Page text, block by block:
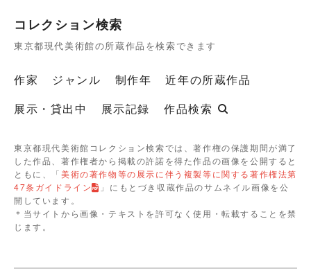
コレクション検索
東京都現代美術館の所蔵作品を検索できます
作家 ジャンル 制作年
近年の所蔵作品
展示・貸出中
展示記録 作品検索
東京都現代美術館コレクション検索では、著作権の保護期間が満了
した作品、著作権者から掲載の許諾を得た作品の画像を公開すると
ともに、「美術の著作物等の展示に伴う複製等に関する著作権法第
47条ガイドライン
」にもとづき収蔵作品のサムネイル画像を公
開しています。
＊当サイトから画像・テキストを許可なく使用・転載することを禁
じます。